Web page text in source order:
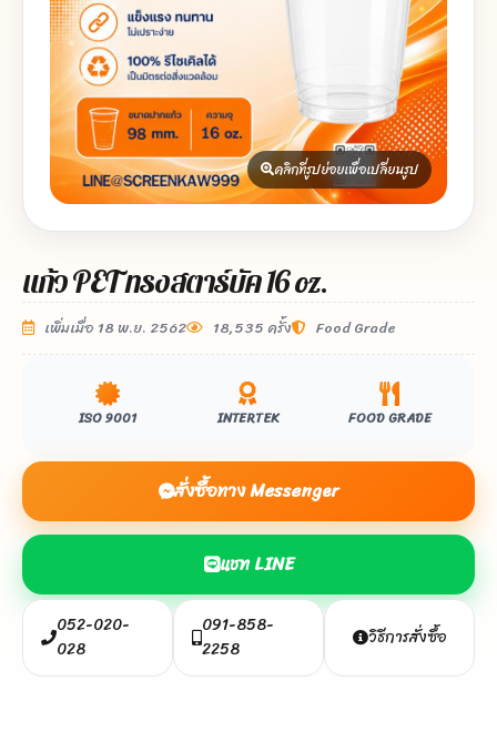
คลิกที่รูปย่อยเพื่อเปลี่ยนรูป
แก้ว PET ทรงสตาร์บัค 16 oz.
เพิ่มเมื่อ 18 พ.ย. 2562 18,535 ครั้ง Food Grade
ISO 9001 INTERTEK FOOD GRADE
สั่งซื้อทาง Messenger
แชท LINE
052-020-
028
091-858-
2258
วิธีการสั่งซื้อ